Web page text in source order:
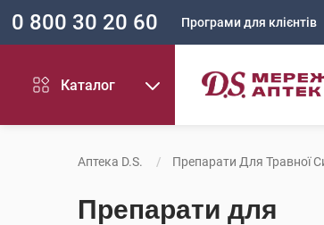
0 800 30 20 60 Програми для клієнтів
Каталог
Аптека D.S. Препарати Для Травної
Препарати для